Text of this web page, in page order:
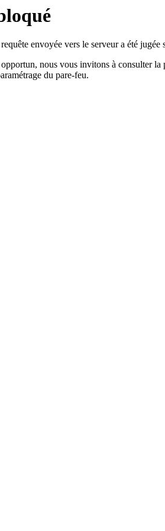
envoyée vers le serveur a été jugée
nous vous invitons à consulter la
du pare-feu.